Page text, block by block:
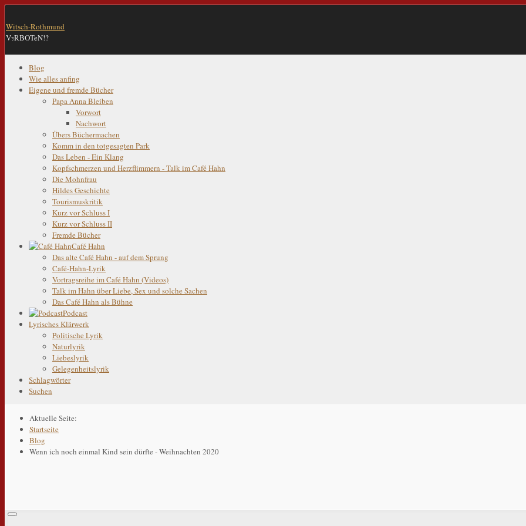
Witsch-Rothmund
VeRBOTeN!?
Blog
Wie alles anfing
Eigene und fremde Bücher
Papa Anna Bleiben
Vorwort
Nachwort
Übers Büchermachen
Komm in den totgesagten Park
Das Leben - Ein Klang
Kopfschmerzen und Herzflimmern - Talk im Café Hahn
Die Mohnfrau
Hildes Geschichte
Tourismuskritik
Kurz vor Schluss I
Kurz vor Schluss II
Fremde Bücher
Café Hahn
Das alte Café Hahn - auf dem Sprung
Café-Hahn-Lyrik
Vortragsreihe im Café Hahn (Videos)
Talk im Hahn über Liebe, Sex und solche Sachen
Das Café Hahn als Bühne
Podcast
Lyrisches Klärwerk
Politische Lyrik
Naturlyrik
Liebeslyrik
Gelegenheitslyrik
Schlagwörter
Suchen
Aktuelle Seite:
Startseite
Blog
Wenn ich noch einmal Kind sein dürfte - Weihnachten 2020